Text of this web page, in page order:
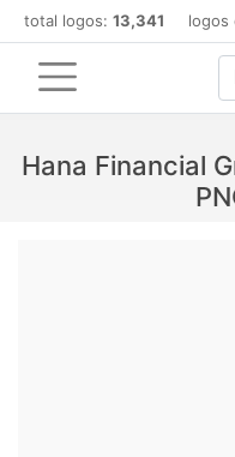
total logos: 13,341 logos
Hana Financial